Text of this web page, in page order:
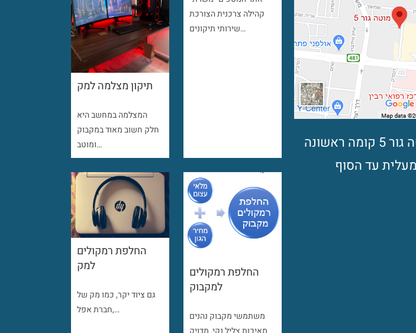
פתח תקווה מוטה גור 5 קומה ראשונה
עד הסוף
תיקון מצלמה למק
המצלמה במחשב היא
חלק חשוב מאוד במקבוק
ומוטב…
קהילה צרכנית הצורכת
שירותי תיקונים…
החלפת רמקולים
למק
גם ציוד יקר, כמו מק של
חברת אפל,…
החלפת רמקולים
למקבוק
משתמשי מקבוק נהנים